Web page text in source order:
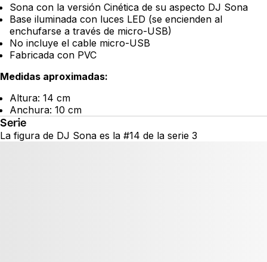
Sona con la versión Cinética de su aspecto DJ Sona
Base iluminada con luces LED (se encienden al
enchufarse a través de micro-USB)
No incluye el cable micro-USB
Fabricada con PVC
Medidas aproximadas:
Altura: 14 cm
Anchura: 10 cm
Serie
La figura de DJ Sona es la #14 de la serie 3